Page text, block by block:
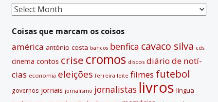
Coisas
Coisas que marcam os coisos
américa antónio costa bancos benfica cavaco silva cds
cinema contos crise cromos discos diário de notí­
cias economia eleições ferreira leite filmes futebol
governos jornais jornalismo jornalistas livros lí­ngua